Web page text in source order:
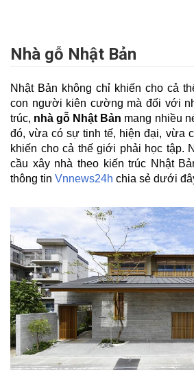
Nhà gỗ Nhật Bản
Nhật Bản không chỉ khiến cho cả
con người kiên cường mà đối với
trúc, nhà gỗ Nhật Bản mang nhiều
đó, vừa có sự tinh tế, hiện đại, vừa
khiến cho cả thế giới phải học tập.
cầu xây nhà theo kiến trúc Nhật
thông tin Vnnews24h chia sẻ dưới